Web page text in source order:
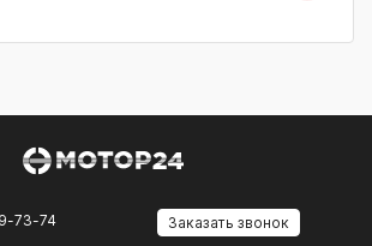
73-74 Заказать звонок